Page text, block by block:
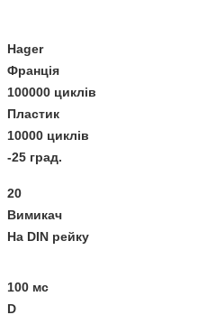
Hager
Франція
100000 циклів
Пластик
10000 циклів
-25 град.
20
Вимикач
На DIN рейку
100 мс
D